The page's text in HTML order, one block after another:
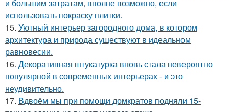
и большим затратам, вполне возможно, если
использовать покраску плитки.
15. Уютный интерьер загородного дома, в котором
архитектура и природа существуют в идеальном
равновесии.
16. Декоративная штукатурка вновь стала невероятно
популярной в современных интерьерах - и это
неудивительно.
17. Вдвоём мы при помощи домкратов подняли 15-